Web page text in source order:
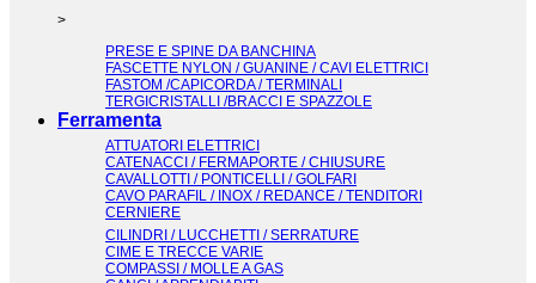
>
PRESE E SPINE DA BANCHINA
FASCETTE NYLON / GUANINE / CAVI ELETTRICI
FASTOM /CAPICORDA / TERMINALI
TERGICRISTALLI /BRACCI E SPAZZOLE
Ferramenta
ATTUATORI ELETTRICI
CATENACCI / FERMAPORTE / CHIUSURE
CAVALLOTTI / PONTICELLI / GOLFARI
CAVO PARAFIL / INOX / REDANCE / TENDITORI
CERNIERE
CILINDRI / LUCCHETTI / SERRATURE
CIME E TRECCE VARIE
COMPASSI / MOLLE A GAS